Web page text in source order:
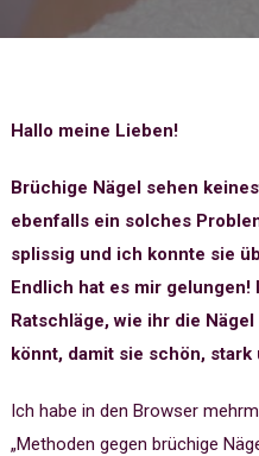
Hallo meine Lieben!
Brüchige Nägel sehen
ebenfalls ein solches
splissig und ich konnte sie
Endlich hat es mir
Ratschläge, wie ihr die
könnt, damit sie schön, stark
Ich habe in den Browser
„Methoden gegen brüchige